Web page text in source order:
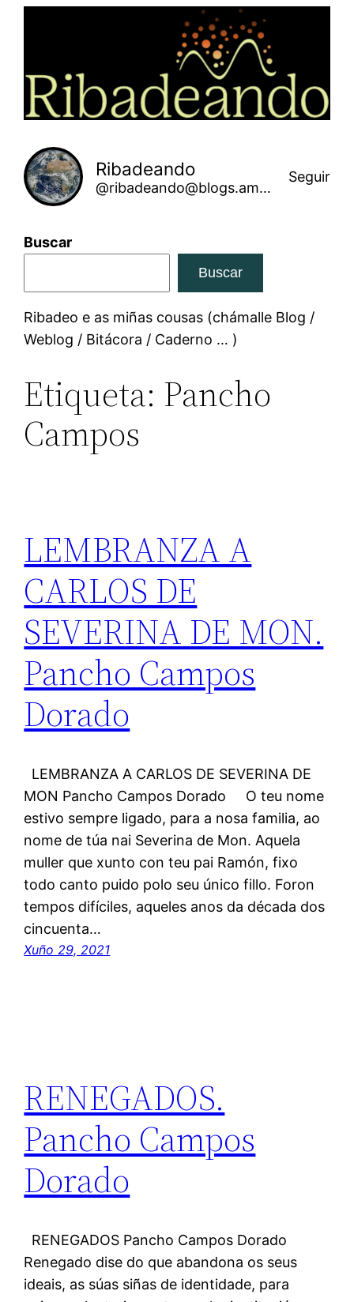
Ribadeando
@ribadeando@blogs.amarinha.gal
Seguir
Buscar
Buscar
Ribadeo e as miñas cousas (chámalle Blog /
Weblog / Bitácora / Caderno … )
Etiqueta: Pancho
Campos
LEMBRANZA A
CARLOS DE
SEVERINA DE MON.
Pancho Campos
Dorado
LEMBRANZA A CARLOS DE SEVERINA DE
MON Pancho Campos Dorado O teu nome
estivo sempre ligado, para a nosa familia, ao
nome de túa nai Severina de Mon. Aquela
muller que xunto con teu pai Ramón, fixo
todo canto puido polo seu único fillo. Foron
tempos difíciles, aqueles anos da década dos
cincuenta…
Xuño 29, 2021
RENEGADOS.
Pancho Campos
Dorado
RENEGADOS Pancho Campos Dorado
Renegado dise do que abandona os seus
ideais, as súas siñas de identidade, para